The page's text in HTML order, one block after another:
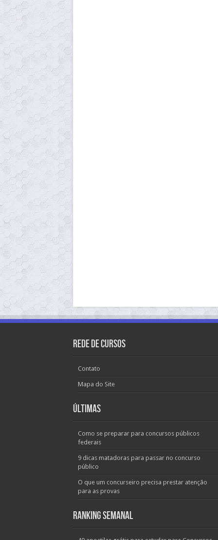
Rede de Cursos
Contato
Mapa do Site
Últimas
Como se preparar para concursos públicos
federais
9 dicas matadoras para passar no concurso
público
O que um concurseiro precisa prestar atenção
para as provas
Ranking Semanal